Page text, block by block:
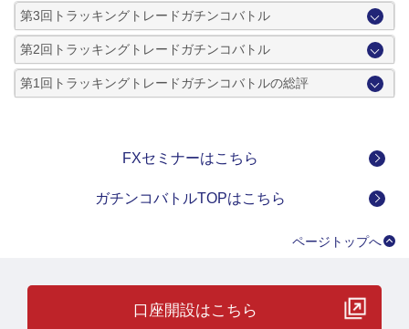
第3回トラッキングトレードガチンコバトル
第2回トラッキングトレードガチンコバトル
第1回トラッキングトレードガチンコバトルの総評
FXセミナーはこちら
ガチンコバトルTOPはこちら
ページトップへ
口座開設はこちら